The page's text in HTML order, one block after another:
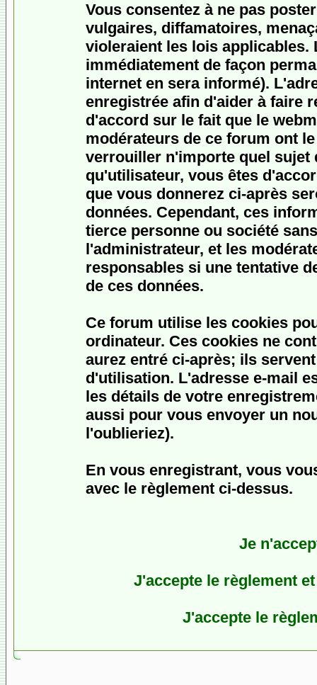
Vous consentez à ne pas
vulgaires, diffamatoires,
violeraient les lois applicables.
immédiatement de façon
internet en sera informé).
enregistrée afin d'aider à faire
d'accord sur le fait que le
modérateurs de ce forum ont
verrouiller n'importe quel sujet
qu'utilisateur, vous êtes
que vous donnerez ci-après
données. Cependant, ces
tierce personne ou société
l'administrateur, et les
responsables si une tentative
de ces données.
Ce forum utilise les cookies
ordinateur. Ces cookies ne
aurez entré ci-après; ils
d'utilisation. L'adresse e-mail
les détails de votre
aussi pour vous envoyer un
l'oublieriez).
En vous enregistrant, vous
avec le règlement ci-dessus.
Je
J'accepte le règlement
J'accepte le